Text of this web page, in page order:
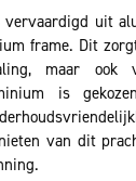
vervaardigd uit
frame. Dit
maar ook
is
van dit